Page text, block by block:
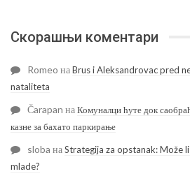
Скорашњи коментари
Romeo наBrus i Aleksandrovac pred
nataliteta
Čarapan наКомуналци ћуте док
казне за бахато паркирање
sloba наStrategija za opstanak: Može
mlade?